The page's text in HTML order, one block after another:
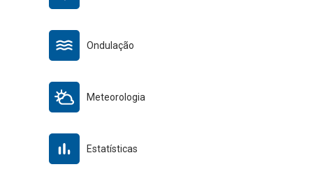
Ondulação
Meteorologia
Estatísticas